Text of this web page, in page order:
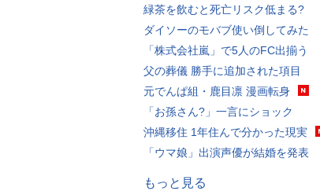
緑茶を飲むと死亡リスク低まる?
ダイソーのモバブ使い倒してみた
「株式会社嵐」で5人のFC出揃う
父の葬儀 勝手に追加された項目
元でんぱ組・鹿目凛 漫画転身
「お孫さん?」一言にショック
沖縄移住 1年住んで分かった現実
「ウマ娘」出演声優が結婚を発表
もっと見る